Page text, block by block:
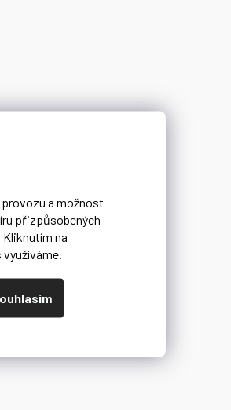
provozu a možnost
přizpůsobených
na